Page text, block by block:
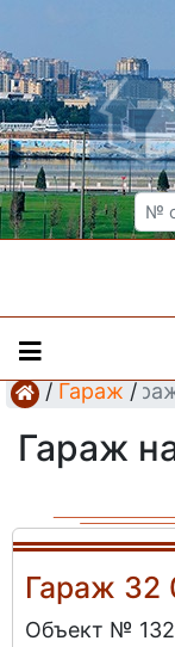
/ Гараж /
Гараж
Гараж 32
Объект №